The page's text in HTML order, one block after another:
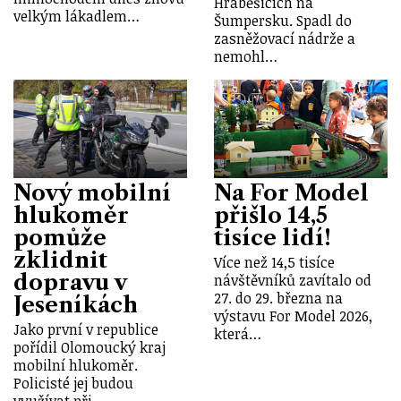
velkým lákadlem…
Šumpersku. Spadl do
zasněžovací nádrže a
nemohl…
Nový mobilní
hlukoměr
pomůže
zklidnit
dopravu v
Jeseníkách
Jako první v republice
pořídil Olomoucký kraj
mobilní hlukoměr.
Policisté jej budou
Na For Model
přišlo 14,5
tisíce lidí!
Více než 14,5 tisíce
návštěvníků zavítalo od
27. do 29. března na
výstavu For Model 2026,
která…